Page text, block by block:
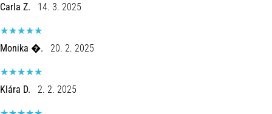
de
Corredor:
Causas,
Tratamento
e
Prevenção
Carla Z. 14. 3. 2025
Monika �. 20. 2. 2025
Klára D. 2. 2. 2025